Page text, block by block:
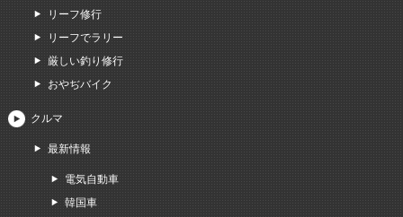
リーフ修行
リーフでラリー
厳しい釣り修行
おやぢバイク
クルマ
最新情報
電気自動車
韓国車